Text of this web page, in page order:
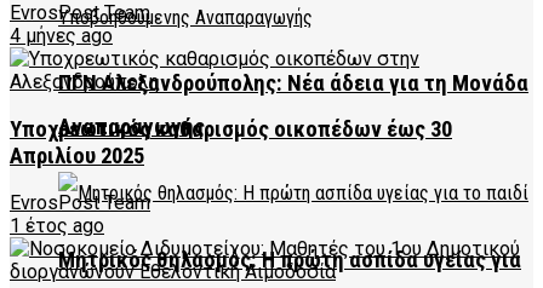
ΠΓΝ Αλεξανδρούπολης: Νέα άδεια για τη Μονάδα
Αναπαραγωγής
Μητρικός θηλασμός: Η πρώτη ασπίδα υγείας για
EvrosPost Team
4 μήνες ago
Υποχρεωτικός καθαρισμός οικοπέδων έως 30
Απριλίου 2025
EvrosPost Team
1 έτος ago